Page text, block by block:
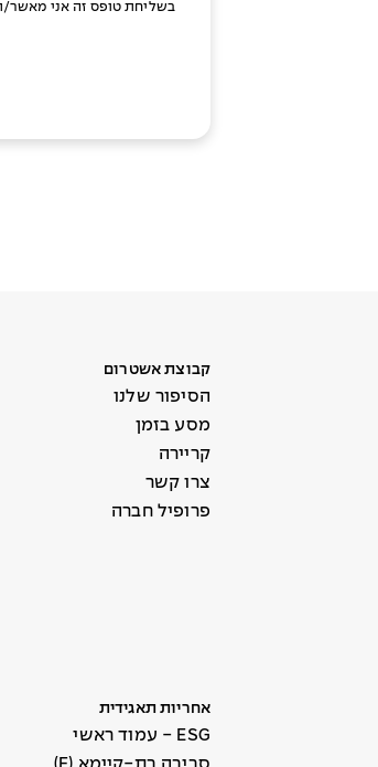
בשליחת טופס זה אני
קבוצת אשטרום
הסיפור שלנו
מסע בזמן
קריירה
צרו קשר
פרופיל חברה
אחריות תאגידית
ESG - עמוד ראשי